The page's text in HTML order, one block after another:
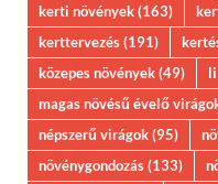
kerti növények(163)
kerttervezés(191)
közepes növények(49)
magas növésű évelő
népszerű virágok(95)
növénygondozás(133)